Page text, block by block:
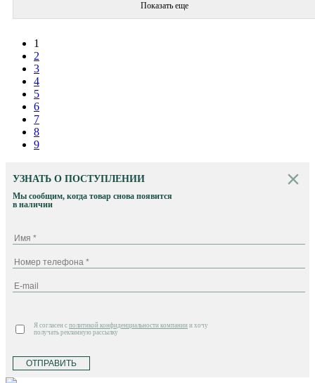
Показать еще
1
2
3
4
5
6
7
8
9
УЗНАТЬ О ПОСТУПЛЕНИИ
Мы сообщим, когда товар снова появится
в наличии
Я согласен с политикой конфиденциальности компании и хочу
получать рекламную рассылку
ОТПРАВИТЬ